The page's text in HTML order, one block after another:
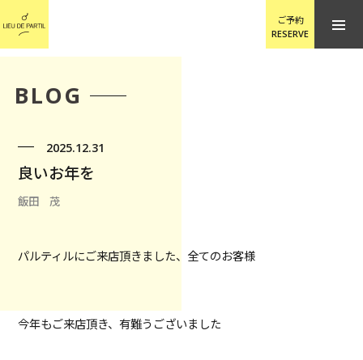
ご予約
RESERVE
BLOG
2025.12.31
良いお年を
飯田 茂
パルティルにご来店頂きました、全てのお客様
今年もご来店頂き、有難うございました